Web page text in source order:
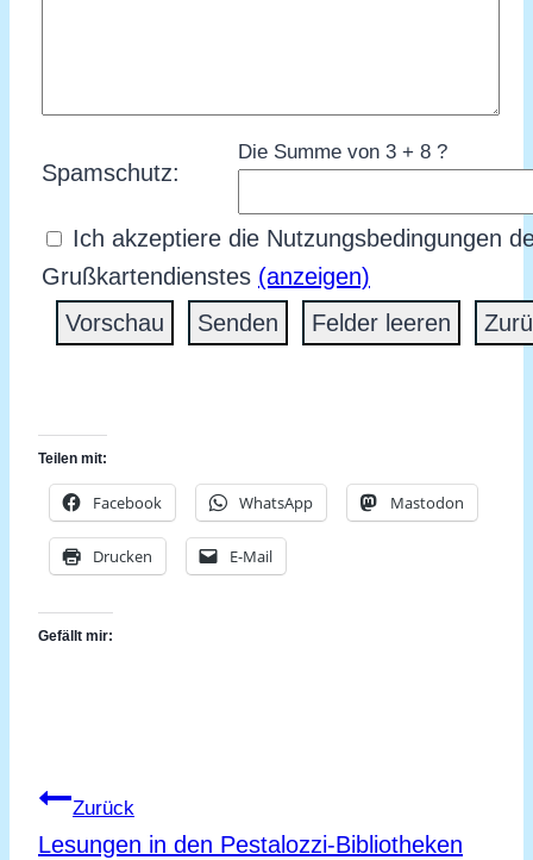
Spamschutz:
Die Summe von 3 + 8 ?
Ich akzeptiere die Nutzungsbedingungen
Grußkartendienstes (anzeigen)
Teilen mit:
Facebook WhatsApp Mastodon
Drucken E-Mail
Gefällt mir:
Beitragsnavigation
Zurück
Lesungen in den Pestalozzi-Bibliotheken